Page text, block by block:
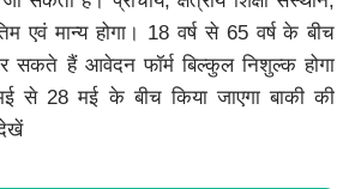
एवं मान्य होगा। 18 वर्ष से 65 वर्ष के बीच
सकते हैं आवेदन फॉर्म बिल्कुल निशुल्क होगा
से 28 मई के बीच किया जाएगा बाकी की